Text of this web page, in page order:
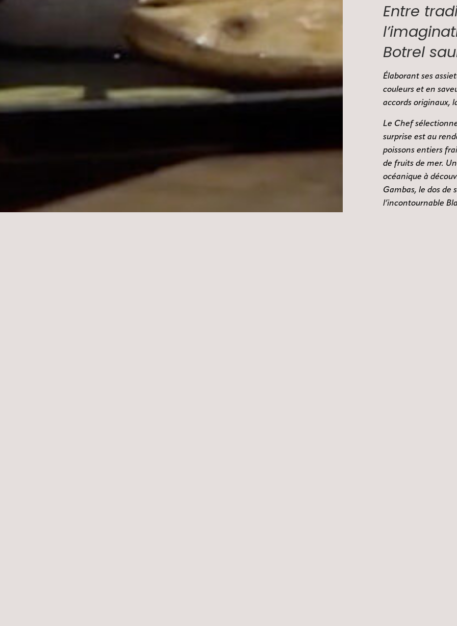
Entre
Botrel
Élaborant ses
couleurs et en
accords originaux,
Le Chef
surprise est au
poissons entiers
de fruits de mer.
océanique à
Gambas, le dos de
l’incontournable